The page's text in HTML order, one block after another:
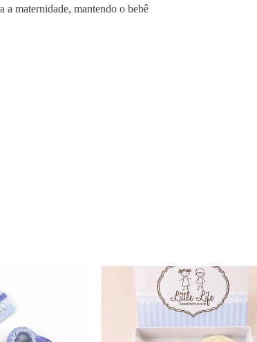
maternidade, mantendo o bebê